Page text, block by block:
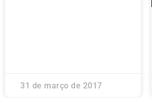
31 de março de 2017